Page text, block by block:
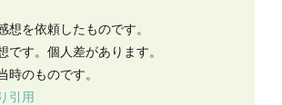
を依頼したものです。
す。個人差があります。
のものです。
引用